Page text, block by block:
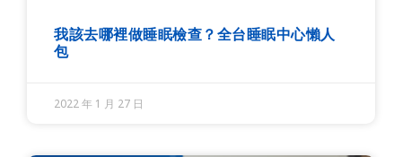
我該去哪裡做睡眠檢查？全台睡眠中心懶人
包
2022 年 1 月 27 日